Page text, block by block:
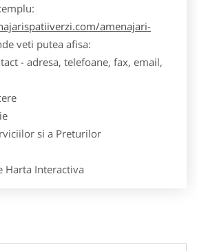
amenajari-
veti putea afisa:
- adresa, telefoane, fax, email,
si a Preturilor
Interactiva